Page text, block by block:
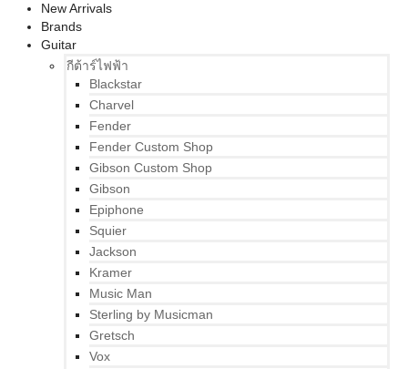
New Arrivals
Brands
Guitar
กีต้าร์ไฟฟ้า
Blackstar
Charvel
Fender
Fender Custom Shop
Gibson Custom Shop
Gibson
Epiphone
Squier
Jackson
Kramer
Music Man
Sterling by Musicman
Gretsch
Vox